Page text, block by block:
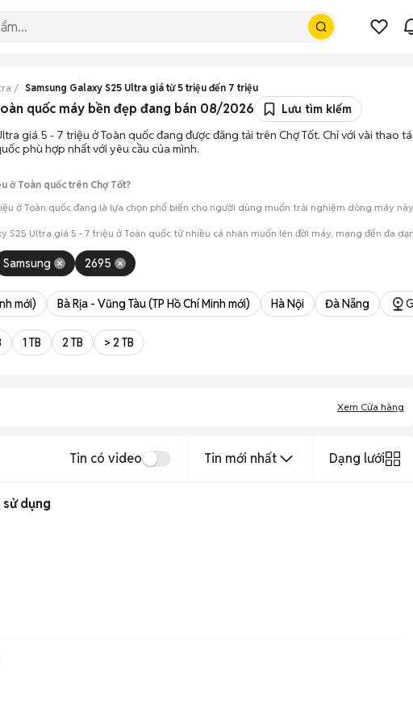
Samsung Galaxy S25 Ultra giá từ 5 triệu đến 7 triệu
quốc máy bền đẹp đang bán 08/2026
Lưu tìm kiếm
giá 5 - 7 triệu ở Toàn quốc đang được đăng tải trên Chợ Tốt. Chỉ với vài thao
phù hợp nhất với yêu cầu của mình.
ở Toàn quốc trên Chợ Tốt?
ở Toàn quốc đang là lựa chọn phổ biến cho người dùng muốn trải nghiệm dòng máy
S25 Ultra giá 5 - 7 triệu ở Toàn quốc từ nhiều cá nhân muốn lên đời máy, mang đến đa
mua đánh giá chính xác hiệu năng thực tế của máy so với mô tả trên tin đăng.
giá cả và địa điểm giao nhận, chốt giao dịch nhanh chóng khi đạt được tiếng
Samsung 2695
mới) Bà Rịa - Vũng Tàu (TP Hồ Chí Minh mới) Hà Nội Đà Nẵng
1 TB 2 TB > 2 TB
Xem Cửa hàng
Tin có video Tin mới nhất Dạng lưới
S25 Ultra Đã sử dụng